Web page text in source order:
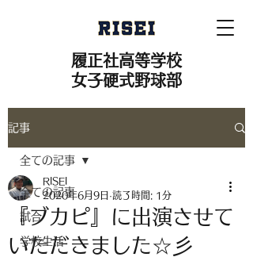
履正社高等学校
女子硬式野球部
記事
全ての記事
試合
学校生活
全ての記事
『ブカピ』に出演させて
いただきました☆彡
RISEI
2020年6月9日 読了時間: 1分